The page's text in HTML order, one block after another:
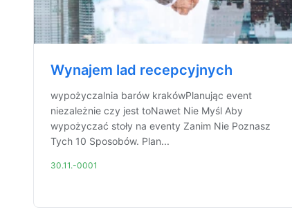
Wynajem lad recepcyjnych
wypożyczalnia barów krakówPlanując event
niezależnie czy jest toNawet Nie Myśl Aby
wypożyczać stoły na eventy Zanim Nie Poznasz
Tych 10 Sposobów. Plan...
30.11.-0001